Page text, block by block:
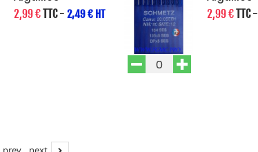
2,99 €TTC- 2,49 € HT 2,99 €TTC-